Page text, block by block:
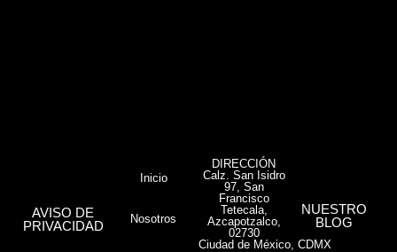
AVISO DE
PRIVACIDAD
Inicio
Nosotros
DIRECCIÓN
Calz. San Isidro
97, San
Francisco
Tetecala,
Azcapotzalco,
02730
Ciudad de México, CDMX
NUESTRO
BLOG